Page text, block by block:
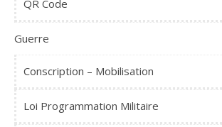
QR Code
Guerre
Conscription – Mobilisation
Loi Programmation Militaire